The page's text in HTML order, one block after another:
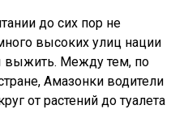
до сих пор не
высоких улиц нации
выжить. Между тем, по
Амазонки водители
от растений до туалета